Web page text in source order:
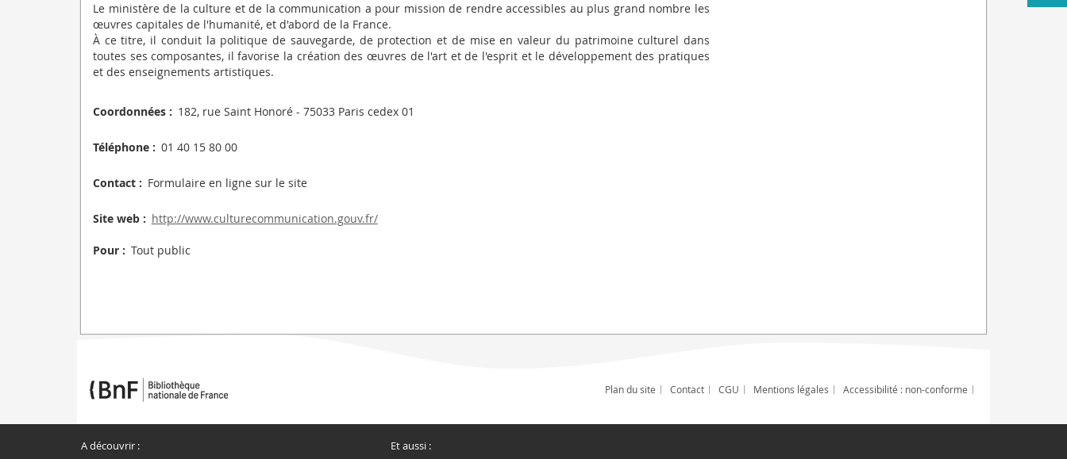
Le ministère de la culture et de la communication a pour mission de rendre accessibles au plus grand nombre les
œuvres capitales de l'humanité, et d'abord de la France.
À ce titre, il conduit la politique de sauvegarde, de protection et de mise en valeur du patrimoine culturel dans
toutes ses composantes, il favorise la création des œuvres de l'art et de l'esprit et le développement des pratiques
et des enseignements artistiques.
Coordonnées : 182, rue Saint Honoré - 75033 Paris cedex 01
Téléphone : 01 40 15 80 00
Contact : Formulaire en ligne sur le site
Site web : http://www.culturecommunication.gouv.fr/
Pour : Tout public
Plan du site Contact CGU Mentions légales Accessibilité : non-conforme
A découvrir : Et aussi :